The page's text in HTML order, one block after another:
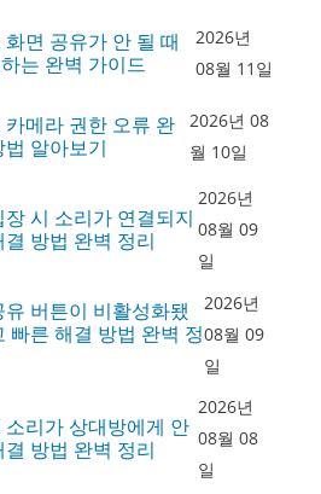
면 공유가 안 될 때
는 완벽 가이드
2026년
08월 11일
카메라 권한 오류 완
알아보기
2026년 08
월 10일
장 시 소리가 연결되지
방법 완벽 정리
2026년
08월 09
일
유 버튼이 비활성화됐
빠른 해결 방법 완벽 정
2026년
08월 09
일
소리가 상대방에게 안
방법 완벽 정리
2026년
08월 08
일